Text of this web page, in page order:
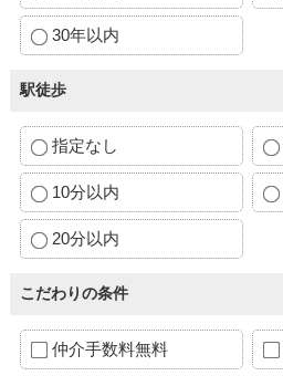
30年以内
駅徒歩
指定なし
10分以内
20分以内
こだわりの条件
仲介手数料無料